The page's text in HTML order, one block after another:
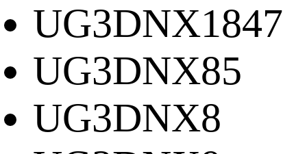
UG3DNX1847
UG3DNX85
UG3DNX8